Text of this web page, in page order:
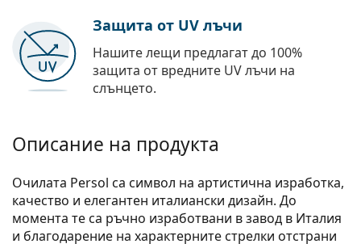
Защита от UV лъчи
Нашите лещи предлагат до 100%
защита от вредните UV лъчи на
слънцето.
Описание на продукта
Очилата Persol са символ на артистична изработка,
качество и елегантен италиански дизайн. До
момента те са ръчно изработвани в завод в Италия
и благодарение на характерните стрелки отстрани